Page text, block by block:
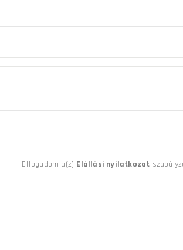
Elfogadom a(z) Elállási nyilatkozat